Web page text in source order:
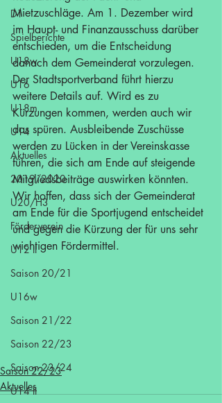
D1
Spielberichte
U18w
U16
U18m
U14
Aktuelles
2019/2020
U20/H3
Förderverein
U12 II
Saison 20/21
U16w
Saison 21/22
Saison 22/23
Saison 23/24
U14 II
Mietzuschläge. Am 1. Dezember wird
im Haupt- und Finanzausschuss darüber
entschieden, um die Entscheidung
danach dem Gemeinderat vorzulegen.
Der Stadtsportverband führt hierzu
weitere Details auf. Wird es zu
Kürzungen kommen, werden auch wir
das spüren. Ausbleibende Zuschüsse
werden zu Lücken in der Vereinskasse
führen, die sich am Ende auf steigende
Mitgliedsbeiträge auswirken könnten.
Wir hoffen, dass sich der Gemeinderat
am Ende für die Sportjugend entscheidet
und gegen die Kürzung der für uns sehr
wichtigen Fördermittel.
Saison 22/23
Aktuelles